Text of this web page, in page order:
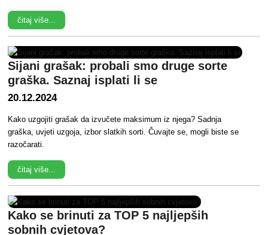
čitaj više...
Sijani grašak: probali smo druge sorte
graška. Saznaj isplati li se
20.12.2024
Kako uzgojiti grašak da izvučete maksimum iz njega? Sadnja
graška, uvjeti uzgoja, izbor slatkih sorti. Čuvajte se, mogli biste se
razočarati.
čitaj više...
Kako se brinuti za TOP 5 najljepših
sobnih cvjetova?